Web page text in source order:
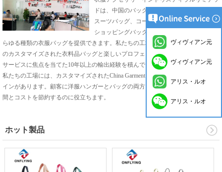
ドは、中国のバッグメーカーがドレスバッグ、
スーツバッグ、コートバッグ、トートバッグ、
ショッピングバッグ、ウィッグバッグなど、あ
らゆる種類の衣服バッグを提供できます。私たちの工場は、競争力のある高品質
のカスタマイズされた衣料品バッグと楽しいプロフェッショナル顧客のセールス
サービスに焦点を当てた10年以上の輸出経験を積んでいます。
私たちの工場には、カスタマイズされたChina Garment Hangersのもう1つの生産ラ
インがあります。顧客に洋服ハンガーとバッグの両方を生産できます。顧客が時
間とコストを節約するのに役立ちます。
ホット製品
ヴィヴィアン元
ヴィヴィアン元
アリス・ルオ
アリス・ルオ